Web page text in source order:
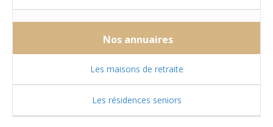
Nos annuaires
Les maisons de retraite
Les résidences seniors